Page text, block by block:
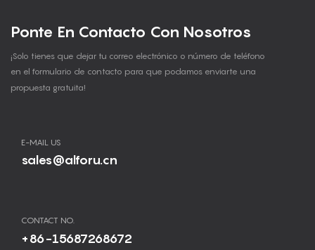
Ponte En Contacto Con Nosotros
¡Solo tienes que dejar tu correo electrónico o número de teléfono
en el formulario de contacto para que podamos enviarte una
propuesta gratuita!
E-MAIL US
sales@alforu.cn
CONTACT NO.
+86-15687268672